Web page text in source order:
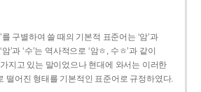
를 구별하여 쓸 때의 기본적 표준어는 ‘암’과
’과 ‘수’는 역사적으로 ‘암ㅎ, 수ㅎ’과 같이
가지고 있는 말이었으나 현대에 와서는 이러한
떨어진 형태를 기본적인 표준어로 규정하였다.